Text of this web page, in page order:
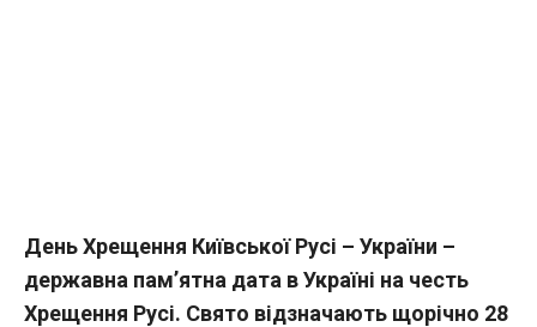
День Хрещення Київської Русі – України –
державна пам’ятна дата в Україні на честь
Хрещення Русі. Свято відзначають щорічно 28